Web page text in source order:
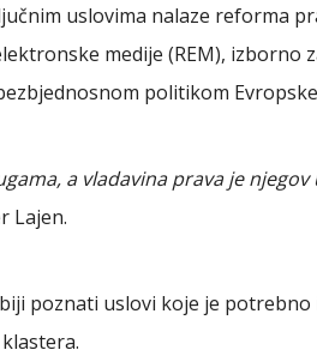
uslovima nalaze reforma
medije (REM), izborno
politikom
a vladavina prava je
Lajen.
poznati uslovi koje je